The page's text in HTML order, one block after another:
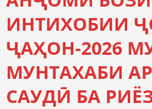
ИНТИХОБИИ
ҶАҲОН-2026
МУНТАХАБИ
САУДӢ БА